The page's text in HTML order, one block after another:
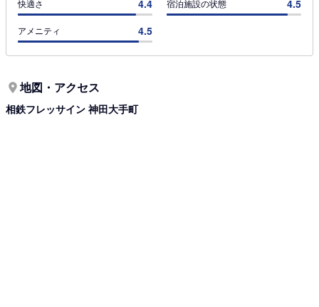
快適さ 4.4 宿泊施設の状態 4.5
アメニティ 4.5
地図・アクセス
相鉄フレッサイン 神田大手町